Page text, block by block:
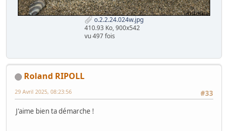
o.2.2.24.024w.jpg
410.93 Ko, 900x542
vu 497 fois
Roland RIPOLL
#33
29 Avril 2025, 08:23:56
J'aime bien ta démarche !